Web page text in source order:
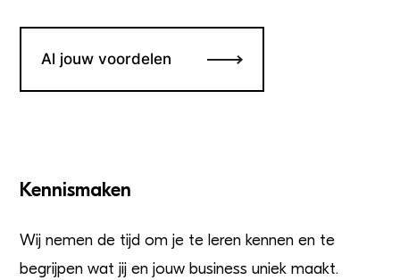
Al jouw voordelen
Kennismaken
Wij nemen de tijd om je te leren kennen en te
begrijpen wat jij en jouw business uniek maakt.